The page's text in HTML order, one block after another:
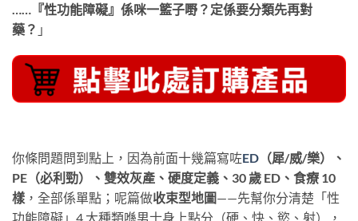
……『性功能障礙』係咪一籃子嘢？定係要分類先再對
藥？ 」
你條問題問到點上，因為前面十幾篇寫咗ED （犀/威/樂）、
PE（必利勁）、雙效灰產、硬度定義、30 歲 ED、食療 10
樣 ，全部係單點；呢篇做收束型地圖——先幫你分清楚「性
功能障礙」4 大種類喺男士身上點分（硬、快、慾、射），